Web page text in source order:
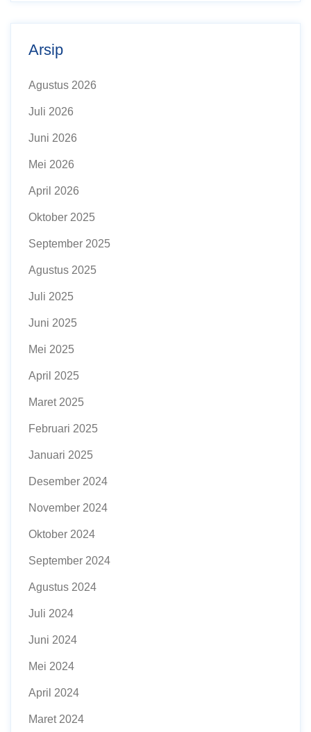
Arsip
Agustus 2026
Juli 2026
Juni 2026
Mei 2026
April 2026
Oktober 2025
September 2025
Agustus 2025
Juli 2025
Juni 2025
Mei 2025
April 2025
Maret 2025
Februari 2025
Januari 2025
Desember 2024
November 2024
Oktober 2024
September 2024
Agustus 2024
Juli 2024
Juni 2024
Mei 2024
April 2024
Maret 2024